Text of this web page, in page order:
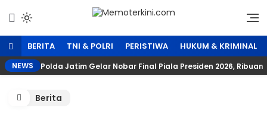
konten
BERITA TNI & POLRI PERISTIWA HUKUM & KRIMINAL
NEWS Polda Jatim Gelar Nobar Final Piala Presiden 2026,
Berita